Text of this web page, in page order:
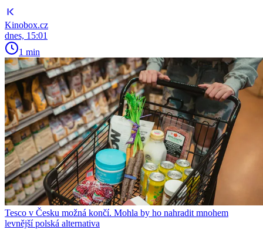
Kinobox.cz
dnes, 15:01
1 min
Tesco v Česku možná končí. Mohla by ho nahradit mnohem
levnější polská alternativa